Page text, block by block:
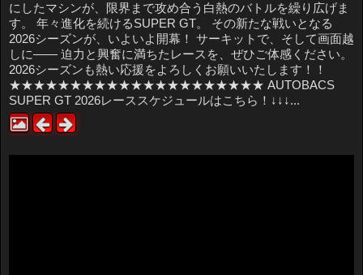
にしたマシンが、限界まで攻め合う白熱のバトルを繰り広げま
す。 年々進化を続けるSUPER GT。 その新たな戦いとなる
2026シーズンが、いよいよ開幕！ サーキットで、そして画面越
しに―― 迫力と興奮に満ちたレースを、ぜひご体感ください。
2026シーズンも熱い応援をよろしくお願いいたします！！
★★★★★★★★★★★★★★★★★★★★★ AUTOBACS
SUPER GT 2026レーススケジュールはこちら！↓↓↓...